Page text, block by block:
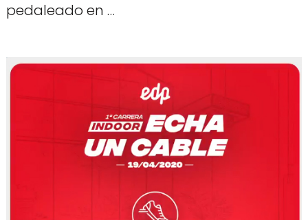
pedaleado en …